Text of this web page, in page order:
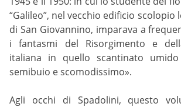
“Galileo”, nel vecchio edificio scolopio
di San Giovannino, imparava a
i fantasmi del Risorgimento e
italiana in quello scantinato
semibuio e scomodissimo».
Agli occhi di Spadolini, questo